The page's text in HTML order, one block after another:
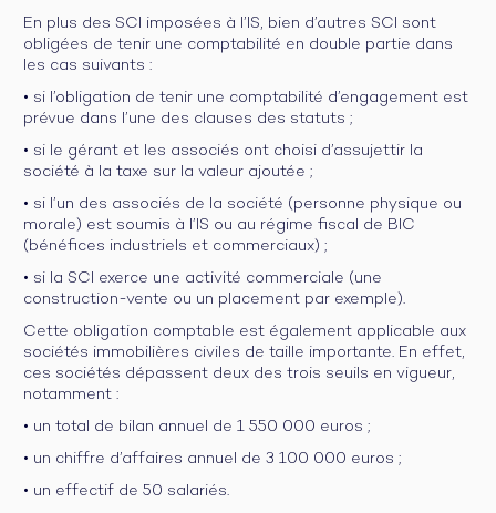
En plus des SCI imposées à l’IS, bien d’autres SCI sont
obligées de tenir une comptabilité en double partie dans
les cas suivants :
• si l’obligation de tenir une comptabilité d’engagement est
prévue dans l’une des clauses des statuts ;
• si le gérant et les associés ont choisi d’assujettir la
société à la taxe sur la valeur ajoutée ;
• si l’un des associés de la société (personne physique ou
morale) est soumis à l’IS ou au régime fiscal de BIC
(bénéfices industriels et commerciaux) ;
• si la SCI exerce une activité commerciale (une
construction-vente ou un placement par exemple).
Cette obligation comptable est également applicable aux
sociétés immobilières civiles de taille importante. En effet,
ces sociétés dépassent deux des trois seuils en vigueur,
notamment :
• un total de bilan annuel de 1 550 000 euros ;
• un chiffre d’affaires annuel de 3 100 000 euros ;
• un effectif de 50 salariés.